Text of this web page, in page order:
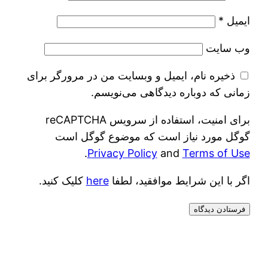
ایمیل *
وب‌ سایت
ذخیره نام، ایمیل و وبسایت من در مرورگر برای
زمانی که دوباره دیدگاهی می‌نویسم.
برای امنیت، استفاده از سرویس reCAPTCHA
گوگل مورد نیاز است که موضوع گوگل است
Privacy Policyand Terms of Use
.
اگر با این شرایط موافقید، لطفاhere کلیک کنید.